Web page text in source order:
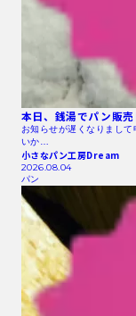
本日、銭湯でパン販売
お知らせが遅くなりまし
いか…
小さなパン工房Dream
2026.08.04
パン